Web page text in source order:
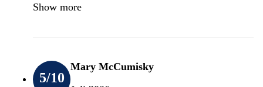
Show more
5/10
Mary McCumisky